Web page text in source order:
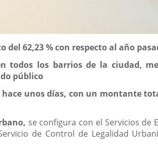
del 62,23 % con respecto al año
los barrios de la ciudad,
público
unos días, con un montante
se configura con el Servicios de
de Control de Legalidad